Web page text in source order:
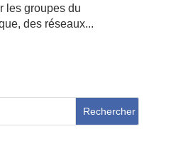
les groupes du
des réseaux...